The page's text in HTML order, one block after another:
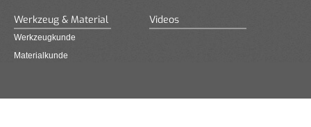
Werkzeug & Material
Werkzeugkunde
Materialkunde
Videos